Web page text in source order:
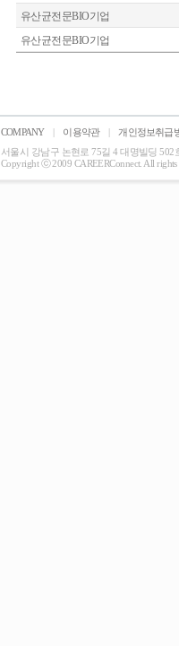
유산균전문BIO기업
유산균전문BIO기업
COMPANY | 이용약관 |
개인정보취급
서울시 강남구 논현로 75길 4 대명빌딩 502
Copyright ⓒ 2009 CAREERConnect. All rights